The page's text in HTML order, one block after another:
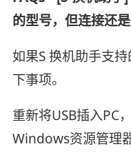
的型号，但连接还
如果S 换机助手支
下事项。
重新将USB插入PC
Windows资源管理